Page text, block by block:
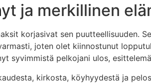
ja merkillinen
korjasivat sen puutteellisuuden.
joten olet kiinnostunut
syvimmistä pelkojani ulos,
kirkosta, köyhyydestä ja